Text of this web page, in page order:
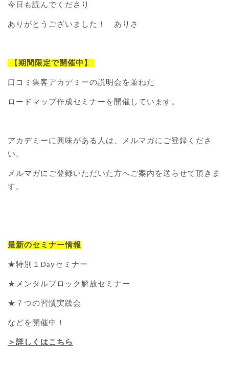
今日も読んでくださり
ありがとうございました！ ありさ
【期間限定で開催中】
口コミ集客アカデミーの説明会を兼ねた
ロードマップ作成セミナーを開催しています。
アカデミーに興味がある人は、メルマガにご登録くださ
い。
メルマガにご登録いただいた方へご案内を送らせて頂きま
す。
最新のセミナー情報
★特別１Dayセミナー
★メンタルブロック解放セミナー
★７つの習慣実践会
などを開催中！
＞詳しくはこちら